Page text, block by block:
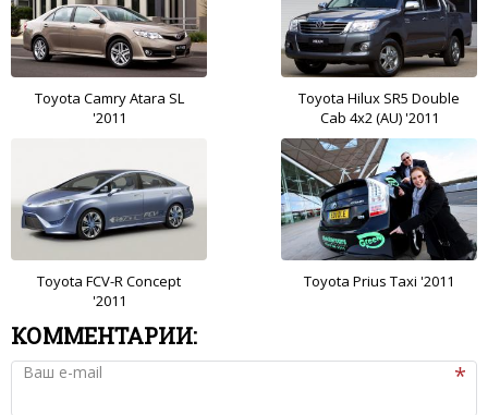
Toyota Camry Atara SL
'2011
Toyota Hilux SR5 Double
Cab 4x2 (AU) '2011
Toyota FCV-R Concept
'2011
Toyota Prius Taxi '2011
КОММЕНТАРИИ:
Ваш e-mail